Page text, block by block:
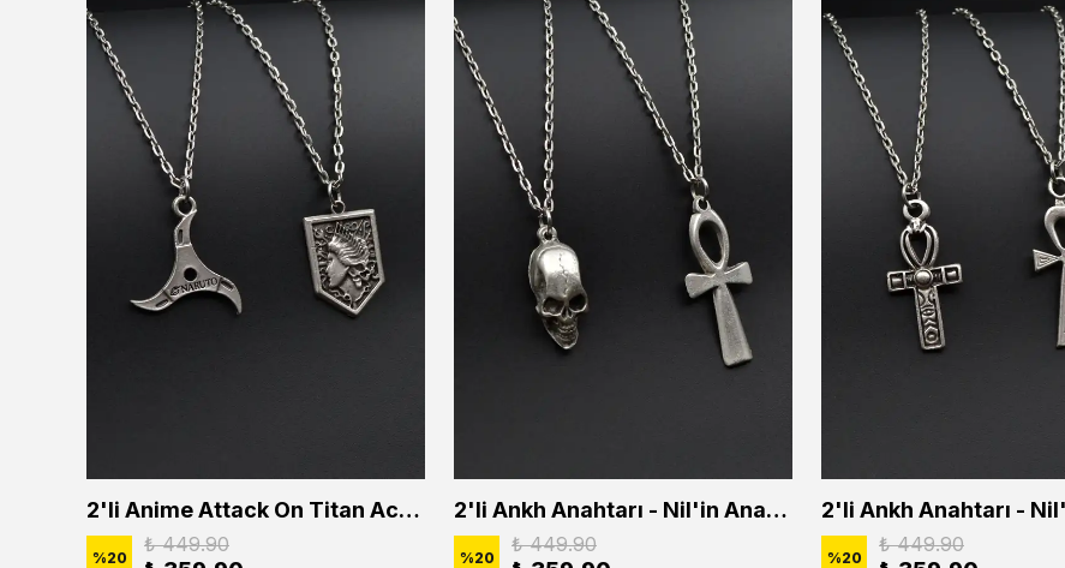
2'li Anime Attack On Titan Acrylic Maria Anime Naruto Erkek Kadın Kolye Seti
%20
₺ 449.90
2'li Ankh Anahtarı - Nil'in Anahtarı - Kuru Kafa Erkek Kadın Kolye Seti
%20
₺ 449.90
%20
₺ 449.90